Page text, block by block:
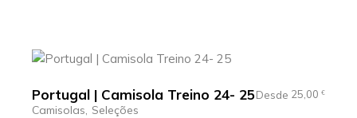
Portugal | Camisola Treino 24- 25Desde 25,00 €
Camisolas Seleções